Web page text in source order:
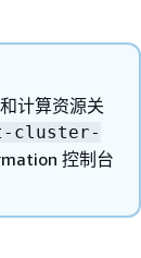
计算资源关
cluster-
控制台